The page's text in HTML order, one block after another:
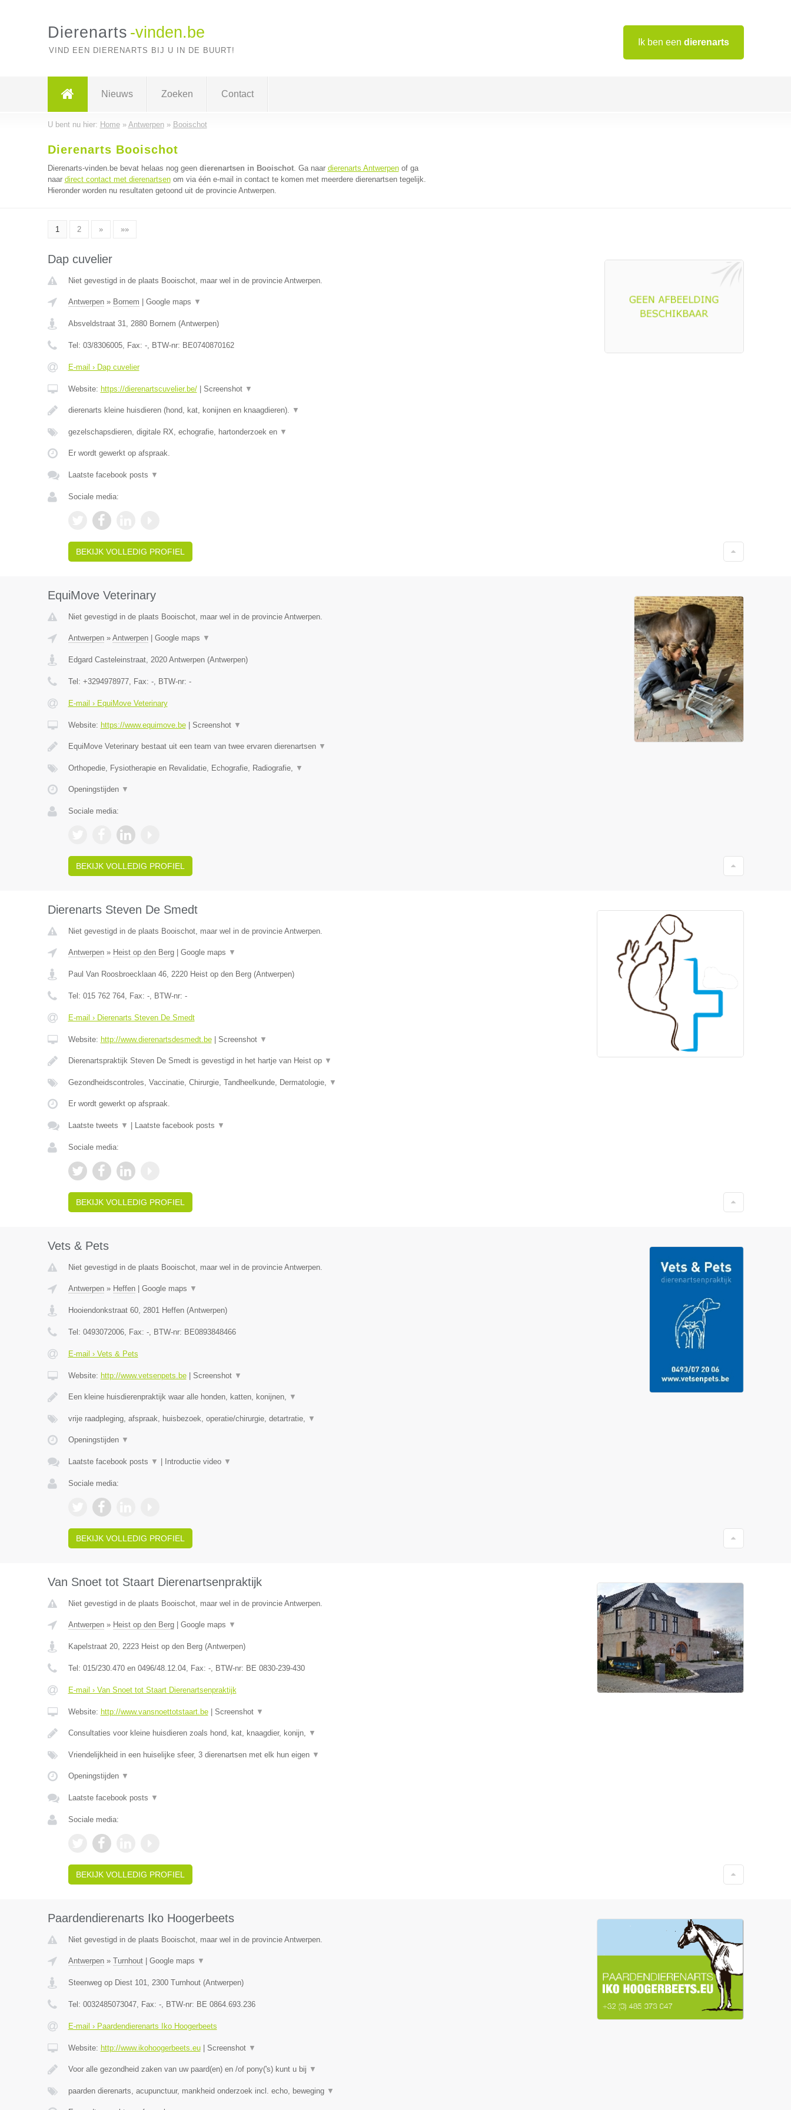
Ik ben een dierenarts
Dierenarts -vinden.be
VIND EEN DIERENARTS BIJ U IN DE BUURT!
Nieuws Zoeken Contact
U bent nu hier: Home» Antwerpen» Booischot
Dierenarts Booischot
Dierenarts-vinden.be bevat helaas nog geen dierenartsen in Booischot. Ga naar dierenarts Antwerpenof ga
naar direct contact met dierenartsenom via één e-mail in contact te komen met meerdere dierenartsen tegelijk.
Hieronder worden nu resultaten getoond uit de provincie Antwerpen.
1 2 » »»
Dap cuvelier
Niet gevestigd in de plaats Booischot, maar wel in de provincie Antwerpen.
Antwerpen» Bornem Google maps ▼
Absveldstraat 31, 2880 Bornem (Antwerpen)
Tel: 03/8306005, Fax: -, BTW-nr: BE0740870162
E-mail › Dap cuvelier
Website: https://dierenartscuvelier.be/| Screenshot ▼
dierenarts kleine huisdieren (hond, kat, konijnen en knaagdieren). ▼
gezelschapsdieren, digitale RX, echografie, hartonderzoek en ▼
Er wordt gewerkt op afspraak.
Laatste facebook posts ▼
Sociale media:
BEKIJK VOLLEDIG PROFIEL
EquiMove Veterinary
Niet gevestigd in de plaats Booischot, maar wel in de provincie Antwerpen.
Antwerpen» Antwerpen| Google maps ▼
Edgard Casteleinstraat, 2020 Antwerpen(Antwerpen)
Tel: +3294978977, Fax: -, BTW-nr: -
E-mail › EquiMove Veterinary
Website: https://www.equimove.be| Screenshot ▼
EquiMove Veterinary bestaat uit een team van twee ervaren dierenartsen ▼
Orthopedie, Fysiotherapie en Revalidatie, Echografie, Radiografie, ▼
Openingstijden ▼
Sociale media:
BEKIJK VOLLEDIG PROFIEL
Dierenarts Steven De Smedt
Niet gevestigd in de plaats Booischot, maar wel in de provincie Antwerpen.
Antwerpen» Heist op den Berg| Google maps ▼
Paul Van Roosbroecklaan 46, 2220 Heist op den Berg(Antwerpen)
Tel: 015 762 764, Fax: -, BTW-nr: -
E-mail › Dierenarts Steven De Smedt
Website: http://www.dierenartsdesmedt.be| Screenshot ▼
Dierenartspraktijk Steven De Smedt is gevestigd in het hartje van Heist op ▼
Gezondheidscontroles, Vaccinatie, Chirurgie, Tandheelkunde, Dermatologie, ▼
Er wordt gewerkt op afspraak.
Laatste tweets ▼ Laatste facebook posts ▼
Sociale media:
BEKIJK VOLLEDIG PROFIEL
Vets & Pets
Niet gevestigd in de plaats Booischot, maar wel in de provincie Antwerpen.
Antwerpen» Heffen| Google maps ▼
Hooiendonkstraat 60, 2801 Heffen(Antwerpen)
Tel: 0493072006, Fax: -, BTW-nr: BE0893848466
E-mail › Vets & Pets
Website: http://www.vetsenpets.be| Screenshot ▼
Een kleine huisdierenpraktijk waar alle honden, katten, konijnen, ▼
vrije raadpleging, afspraak, huisbezoek, operatie/chirurgie, detartratie, ▼
Openingstijden ▼
Laatste facebook posts ▼ Introductie video ▼
Sociale media:
BEKIJK VOLLEDIG PROFIEL
Van Snoet tot Staart Dierenartsenpraktijk
Niet gevestigd in de plaats Booischot, maar wel in de provincie Antwerpen.
Antwerpen» Heist op den Berg| Google maps ▼
Kapelstraat 20, 2223 Heist op den Berg(Antwerpen)
Tel: 015/230.470 en 0496/48.12.04, Fax: -, BTW-nr: BE 0830-239-430
E-mail › Van Snoet tot Staart Dierenartsenpraktijk
Website: http://www.vansnoettotstaart.be| Screenshot ▼
Consultaties voor kleine huisdieren zoals hond, kat, knaagdier, konijn, ▼
Vriendelijkheid in een huiselijke sfeer, 3 dierenartsen met elk hun eigen ▼
Openingstijden ▼
Laatste facebook posts ▼
Sociale media:
BEKIJK VOLLEDIG PROFIEL
Paardendierenarts Iko Hoogerbeets
Niet gevestigd in de plaats Booischot, maar wel in de provincie Antwerpen.
Antwerpen» Turnhout| Google maps ▼
Steenweg op Diest 101, 2300 Turnhout(Antwerpen)
Tel: 0032485073047, Fax: -, BTW-nr: BE 0864.693.236
E-mail › Paardendierenarts Iko Hoogerbeets
Website: http://www.ikohoogerbeets.eu| Screenshot ▼
Voor alle gezondheid zaken van uw paard(en) en /of pony('s) kunt u bij ▼
paarden dierenarts, acupunctuur, mankheid onderzoek incl. echo, beweging ▼